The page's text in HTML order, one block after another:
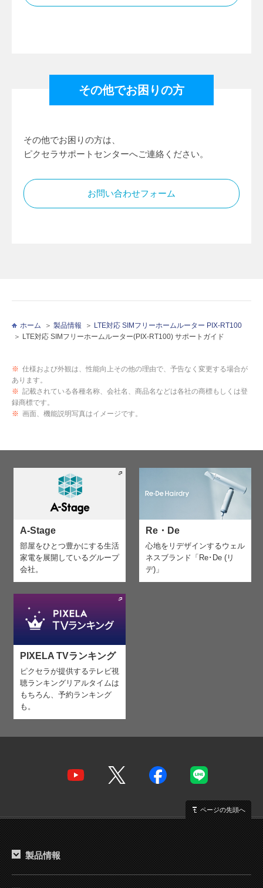
その他でお困りの方
その他でお困りの方は、
ピクセラサポートセンターへご連絡ください。
お問い合わせフォーム
ホーム 製品情報
LTE対応 SIMフリーホームルーター PIX-RT100
LTE対応 SIMフリーホームルーター(PIX-RT100) サポートガイド
※ 仕様および外観は、性能向上その他の理由で、予告なく変更する場合が
あります。
※ 記載されている各種名称、会社名、商品名などは各社の商標もしくは登
録商標です。
※ 画面、機能説明写真はイメージです。
A-Stage
部屋をひとつ豊かにする生活
家電を 展開しているグループ
会社。
Re・De
心地をリデザインするウェル
ネスブランド「Re･De (リ
デ)」
PIXELA TVランキング
ピクセラが提供するテレビ視
聴ランキング リアルタイムは
もちろん、予約ランキング
も。
ページの先頭へ
製品情報